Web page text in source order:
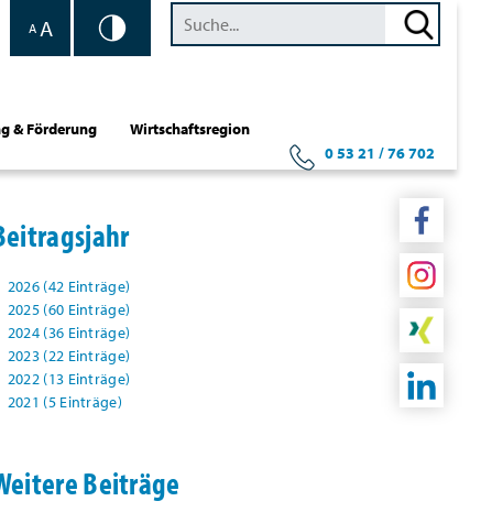
A A
& Förderung
Wirtschaftsregion
0 53 21 / 76 702
2026 (42 Einträge)
2025 (60 Einträge)
2024 (36 Einträge)
2023 (22 Einträge)
2022 (13 Einträge)
2021 (5 Einträge)
Beiträge